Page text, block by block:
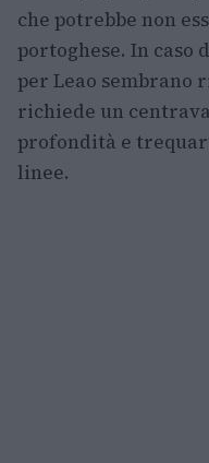
che potrebbe non
portoghese. In caso
per Leao sembrano
richiede un
profondità e
linee.